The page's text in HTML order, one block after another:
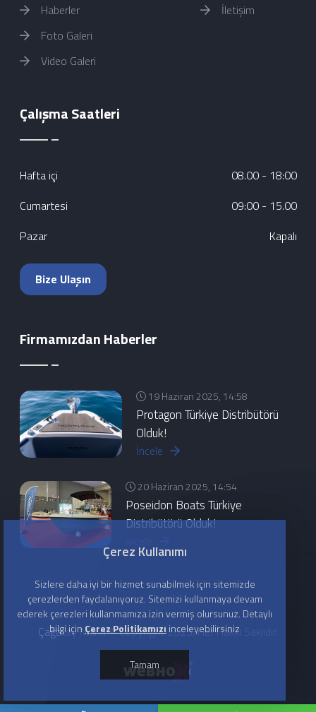
Haberler
Foto Galeri
Video Galeri
İletişim
Çalışma Saatleri
Hafta içi
08.00 - 18:00
Cumartesi
09:00 - 15.00
Pazar
Kapalı
Bize Ulaşın
Firmamızdan Haberler
19 Haziran 2025, 14:58
Protagon Türkiye Distribütörü
Olduk!
İncele
20 Haziran 2025, 14:54
Poseidon Boats Türkiye
Distribütörü Olduk!
Çağatay Marin © Copyright 2025. Her Hakkı Saklıdır.
Çerez Kullanımı
Sizlere daha iyi bir hizmet sunabilmek için sitemizde
çerezlerden faydalanıyoruz. Sitemizi kullanmaya devam
ederek çerezleri kullanmamıza izin vermiş olursunuz. Detaylı
bilgi için Çerez Politikamızı inceleyebilirsiniz
Tamam